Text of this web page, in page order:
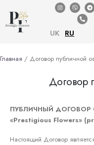
UK RU
Главная / Договор публичной
Договор
ПУБЛИЧНЫЙ
«Prestigious Flowers»
Настоящий Договор